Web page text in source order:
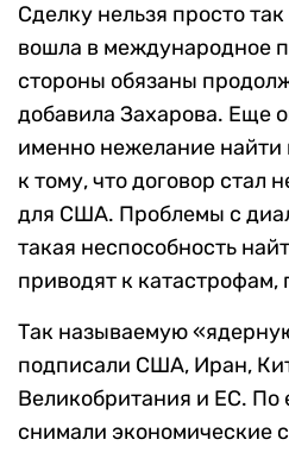
Сделку нельзя просто
вошла в международное
стороны обязаны
добавила Захарова. Еще
именно нежелание
к тому, что договор стал
для США. Проблемы с
такая неспособность
приводят к катастрофам,
Так называемую
подписали США, Иран,
Великобритания и ЕС. По
снимали экономические